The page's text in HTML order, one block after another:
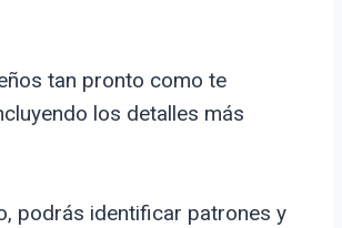
tan pronto como te
los detalles más
podrás identificar patrones y